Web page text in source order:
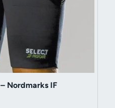
Nordmarks IF